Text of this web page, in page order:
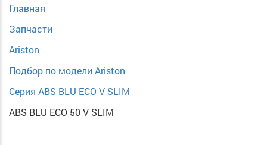
Главная
Запчасти
Ariston
Подбор по модели Ariston
Серия ABS BLU ECO V SLIM
ABS BLU ECO 50 V SLIM